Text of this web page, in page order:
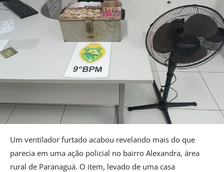
Um ventilador furtado acabou revelando mais do que
parecia em uma ação policial no bairro Alexandra, área
rural de Paranaguá. O item, levado de uma casa